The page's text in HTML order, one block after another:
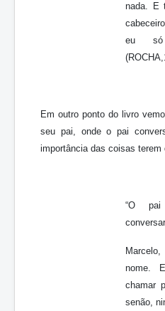
nada. E
eu
Em outro ponto do livro
seu pai, onde o pai
importância das coisas terem
“O pai
nome.
chamar
senão,